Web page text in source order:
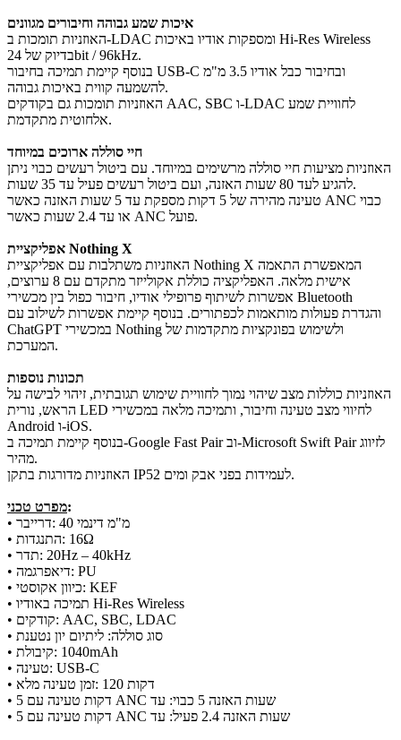
איכות שמע גבוהה וחיבורים מגוונים
האוזניות תומכות ב-LDAC ומספקות אודיו באיכות Hi-Res Wireless
בדיוק של 24bit / 96kHz.
בנוסף קיימת תמיכה בחיבור USB-C ובחיבור כבל אודיו 3.5 מ"מ
להשמעה קווית באיכות גבוהה.
האוזניות תומכות גם בקודקים AAC, SBC ו-LDAC לחוויית שמע
אלחוטית מתקדמת.
חיי סוללה ארוכים במיוחד
האוזניות מציעות חיי סוללה מרשימים במיוחד. עם ביטול רעשים כבוי ניתן
להגיע לעד 80 שעות האזנה, ועם ביטול רעשים פעיל עד 35 שעות.
טעינה מהירה של 5 דקות מספקת עד 5 שעות האזנה כאשר ANC כבוי
או עד 2.4 שעות כאשר ANC פועל.
אפליקציית Nothing X
האוזניות משתלבות עם אפליקציית Nothing X המאפשרת התאמה
אישית מלאה. האפליקציה כוללת אקולייזר מתקדם עם 8 ערוצים,
אפשרות לשיתוף פרופילי אודיו, חיבור כפול בין מכשירי Bluetooth
והגדרת פעולות מותאמות לכפתורים. בנוסף קיימת אפשרות לשילוב עם
ChatGPT במכשירי Nothing ולשימוש בפונקציות מתקדמות של
המערכת.
תכונות נוספות
האוזניות כוללות מצב שיהוי נמוך לחוויית שימוש תגובתית, זיהוי לבישה על
הראש, נורית LED לחיווי מצב טעינה וחיבור, ותמיכה מלאה במכשירי
Android ו-iOS.
בנוסף קיימת תמיכה ב-Google Fast Pair וב-Microsoft Swift Pair לזיווג
מהיר.
האוזניות מדורגות בתקן IP52 לעמידות בפני אבק ומים.
מפרט טכני:
• דרייבר: ‎40‎ מ"מ דינמי
• התנגדות: ‎16Ω‎
• תדר: ‎20Hz – 40kHz‎
• דיאפרגמה: PU
• כיוון אקוסטי: KEF
• תמיכה באודיו Hi-Res Wireless
• קודקים: AAC, SBC, LDAC
• סוג סוללה: ליתיום יון נטענת
• קיבולת: ‎1040mAh‎
• טעינה: USB-C
• זמן טעינה מלא: ‎120‎ דקות
• ‎5‎ דקות טעינה עם ANC כבוי: עד ‎5‎ שעות האזנה
• ‎5‎ דקות טעינה עם ANC פעיל: עד ‎2.4‎ שעות האזנה